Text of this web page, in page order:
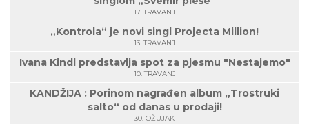
17. TRAVANJ
„Kontrola“ je novi singl Projecta Million!
13. TRAVANJ
Ivana Kindl predstavlja spot za pjesmu "Nestajemo"
10. TRAVANJ
KANDŽIJA : Porinom nagrađen album „Trostruki
salto“ od danas u prodaji!
30. OŽUJAK